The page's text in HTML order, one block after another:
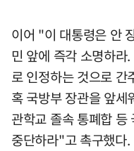
이어 "이 대통령은 안
민 앞에 즉각 소명하라
로 인정하는 것으로
혹 국방부 장관을 앞세
관학교 졸속 통폐합 등
중단하라"고 촉구했다.